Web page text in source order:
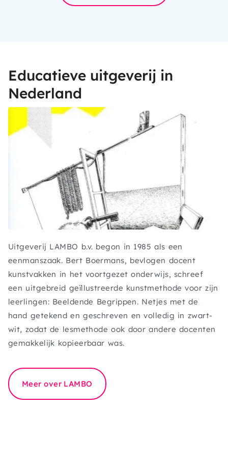
Educatieve uitgeverij in
Nederland
Uitgeverij LAMBO b.v. begon in 1985 als een
eenmanszaak. Bert Boermans, bevlogen docent
kunstvakken in het voortgezet onderwijs, schreef
een uitgebreid geïllustreerde kunstmethode voor zijn
leerlingen: Beeldende Begrippen. Netjes met de
hand getekend en geschreven en volledig in zwart-
wit, zodat de lesmethode ook door andere docenten
gemakkelijk kopieerbaar was.
Meer over LAMBO